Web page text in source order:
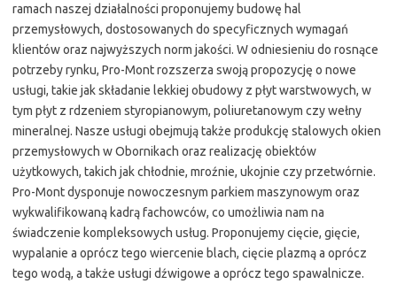
ramach naszej działalności proponujemy budowę hal
przemysłowych, dostosowanych do specyficznych wymagań
klientów oraz najwyższych norm jakości. W odniesieniu do rosnące
potrzeby rynku, Pro-Mont rozszerza swoją propozycję o nowe
usługi, takie jak składanie lekkiej obudowy z płyt warstwowych, w
tym płyt z rdzeniem styropianowym, poliuretanowym czy wełny
mineralnej. Nasze usługi obejmują także produkcję stalowych okien
przemysłowych w Obornikach oraz realizację obiektów
użytkowych, takich jak chłodnie, mroźnie, ukojnie czy przetwórnie.
Pro-Mont dysponuje nowoczesnym parkiem maszynowym oraz
wykwalifikowaną kadrą fachowców, co umożliwia nam na
świadczenie kompleksowych usług. Proponujemy cięcie, gięcie,
wypalanie a oprócz tego wiercenie blach, cięcie plazmą a oprócz
tego wodą, a także usługi dźwigowe a oprócz tego spawalnicze.